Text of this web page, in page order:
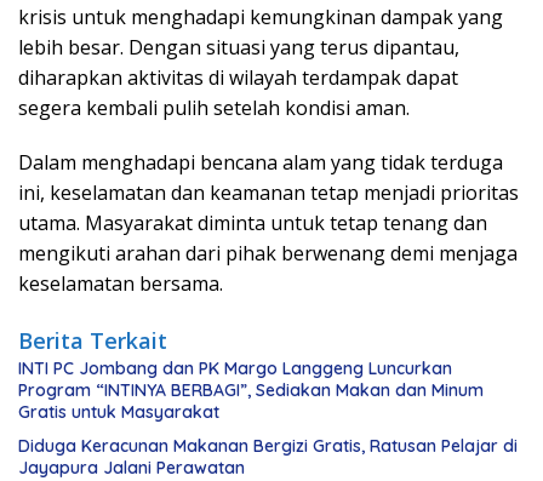
krisis untuk menghadapi kemungkinan dampak yang
lebih besar. Dengan situasi yang terus dipantau,
diharapkan aktivitas di wilayah terdampak dapat
segera kembali pulih setelah kondisi aman.
Dalam menghadapi bencana alam yang tidak terduga
ini, keselamatan dan keamanan tetap menjadi prioritas
utama. Masyarakat diminta untuk tetap tenang dan
mengikuti arahan dari pihak berwenang demi menjaga
keselamatan bersama.
Berita Terkait
INTI PC Jombang dan PK Margo Langgeng Luncurkan
Program “INTINYA BERBAGI”, Sediakan Makan dan Minum
Gratis untuk Masyarakat
Diduga Keracunan Makanan Bergizi Gratis, Ratusan Pelajar di
Jayapura Jalani Perawatan